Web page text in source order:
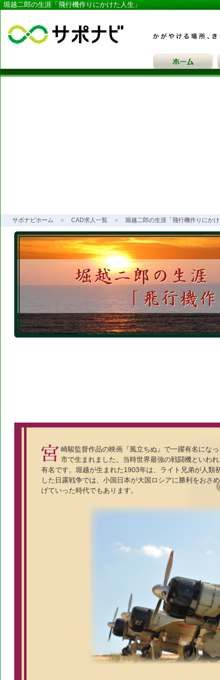
堀越二郎の生涯「飛行機作りにかけた人生」
サポナビホーム CAD求人一覧 堀越二郎の生涯「飛行機作りにか
崎駿監督作品の映画『風立ちぬ』で一躍有名にな
市で生まれました。当時世界最強の戦闘機といわ
有名です。堀越が生まれた1903年は、ライト兄弟が人
した日露戦争では、小国日本が大国ロシアに勝利をおさ
げていった時代でもあります。